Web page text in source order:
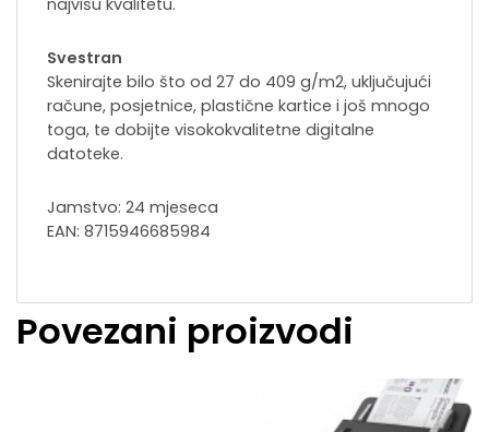
najvišu kvalitetu.
Svestran
Skenirajte bilo što od 27 do 409 g/m2, uključujući
račune, posjetnice, plastične kartice i još mnogo
toga, te dobijte visokokvalitetne digitalne
datoteke.
Jamstvo: 24 mjeseca
EAN: 8715946685984
Povezani proizvodi